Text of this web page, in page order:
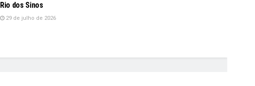
Rio dos Sinos
29 de julho de 2026